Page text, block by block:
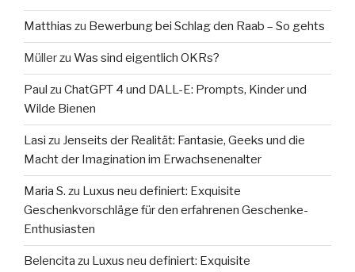
Matthias zu Bewerbung bei Schlag den Raab – So gehts
Müllerzu Was sind eigentlich OKRs?
Paul zu ChatGPT 4 und DALL-E: Prompts, Kinder und
Wilde Bienen
Lasi zu Jenseits der Realität: Fantasie, Geeks und die
Macht der Imagination im Erwachsenenalter
Maria S. zu Luxus neu definiert: Exquisite
Geschenkvorschläge für den erfahrenen Geschenke-
Enthusiasten
Belencita zu Luxus neu definiert: Exquisite